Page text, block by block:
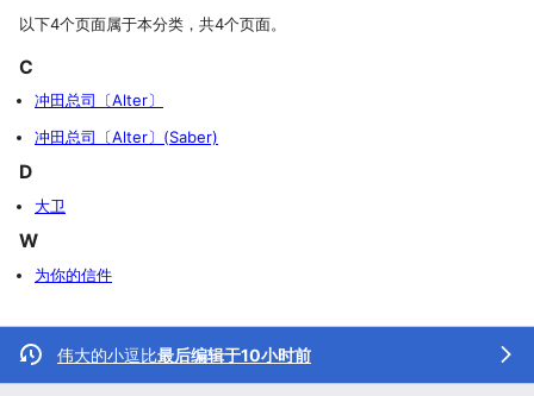
以下4个页面属于本分类，共4个页面。
C
冲田总司〔Alter〕
冲田总司〔Alter〕(Saber)
D
大卫
W
为你的信件
伟大的小逗比最后编辑于10小时前